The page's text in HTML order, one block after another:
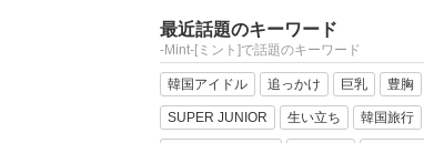
最近話題のキーワード
-Mint-[ミント]で話題のキーワード
韓国アイドル 追っかけ 巨乳 豊胸
SUPER JUNIOR 生い立ち 韓国旅行